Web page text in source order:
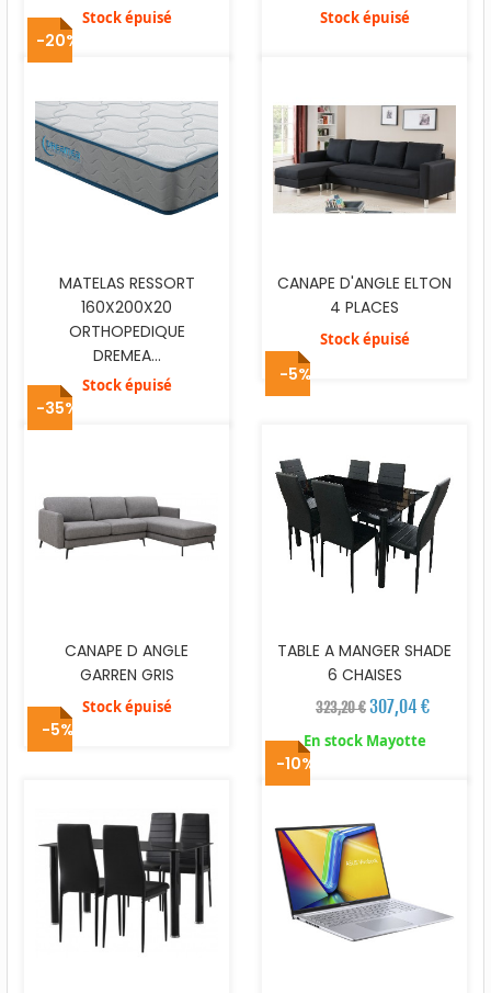
Stock épuisé Stock épuisé
-20%
MATELAS RESSORT
160X200X20
ORTHOPEDIQUE
DREMEA...
Stock épuisé
CANAPE D'ANGLE ELTON
4 PLACES
Stock épuisé
-35%
CANAPE D ANGLE
GARREN GRIS
Stock épuisé
-5%
TABLE A MANGER SHADE
6 CHAISES
323,20 €307,04 €
En stock Mayotte
-5%
-10%